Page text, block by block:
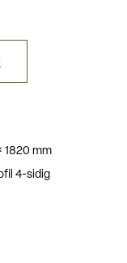
1820 mm
4-sidig